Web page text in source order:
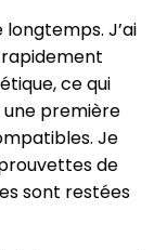
J’ai
ce qui
première
Je
de
sont restées